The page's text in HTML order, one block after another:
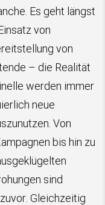
Es geht längst
von
von
– die Realität
werden immer
neue
Von
bis hin zu
sind
Gleichzeitig